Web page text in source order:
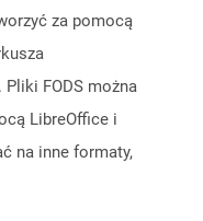
za pomocą
FODS można
LibreOffice i
na inne formaty,